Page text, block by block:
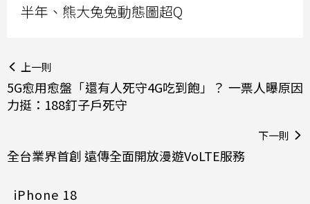
半年、熊大兔兔動態圖超Q
上一則
5G愈用愈盤「還有人死守4G吃到飽」？ 一票人曝原因
力挺：188釘子戶死守
下一則
全台業界首創 遠傳全面開放漫遊VoLTE服務
iPhone 18